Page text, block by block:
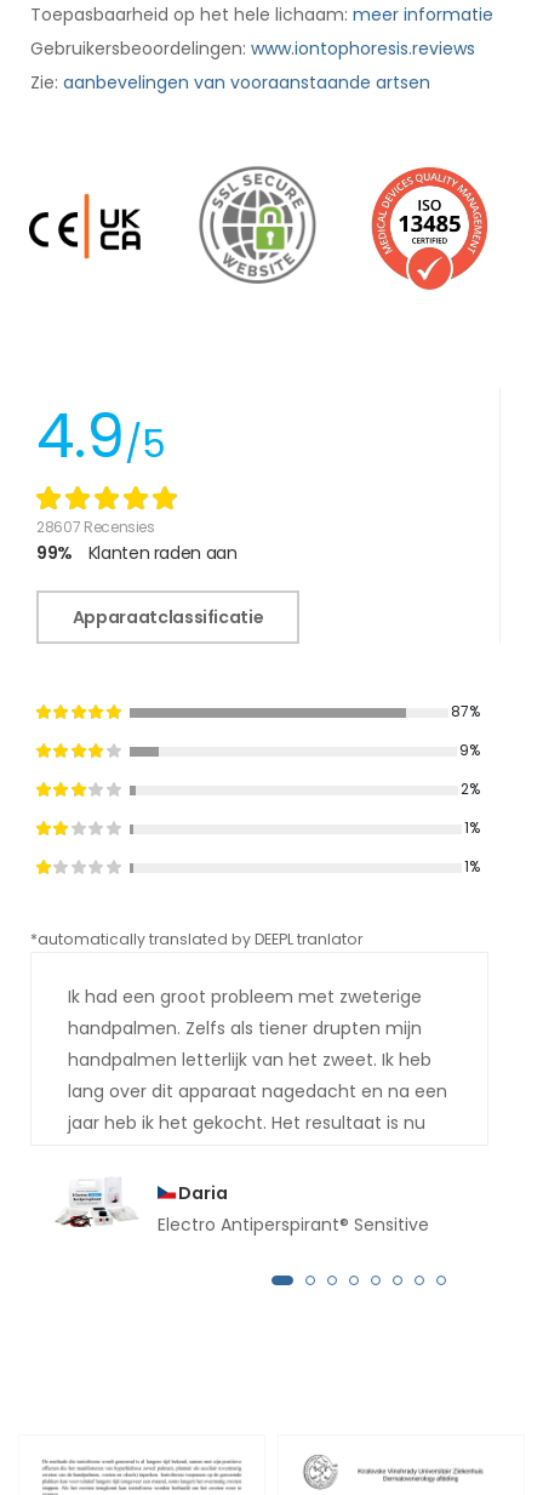
Toepasbaarheid op het hele lichaam: meer informatie
Gebruikersbeoordelingen: www.iontophoresis.reviews
Zie: aanbevelingen van vooraanstaande artsen
4.9/5
28607 Recensies
99% Klanten raden aan
Apparaatclassificatie
87%
9%
2%
1%
1%
*automatically translated by DEEPL tranlator
Ik had een groot probleem met zweterige
handpalmen. Zelfs als tiener drupten mijn
handpalmen letterlijk van het zweet. Ik heb
lang over dit apparaat nagedacht en na een
jaar heb ik het gekocht. Het resultaat is nu
kopen. Al een aantal maanden druipt er
geen druppel zweet meer van mijn handen.
Daria
Electro Antiperspirant® Sensitive